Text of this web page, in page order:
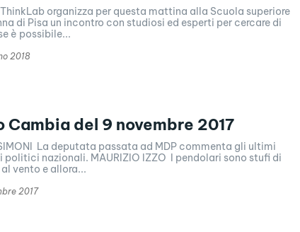
organizza per questa mattina alla Scuola superiore
di Pisa un incontro con studiosi ed esperti per cercare di
è possibile...
2018
Cambia del 9 novembre 2017
La deputata passata ad MDP commenta gli ultimi
MAURIZIO IZZO I pendolari sono stufi di
vento e allora...
2017